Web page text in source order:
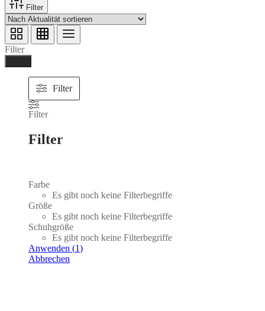
Filter
Filter
Filter
Filter
Filter
Farbe
Es gibt noch keine Filterbegriffe
Größe
Es gibt noch keine Filterbegriffe
Schuhgröße
Es gibt noch keine Filterbegriffe
Anwenden (1)
Abbrechen